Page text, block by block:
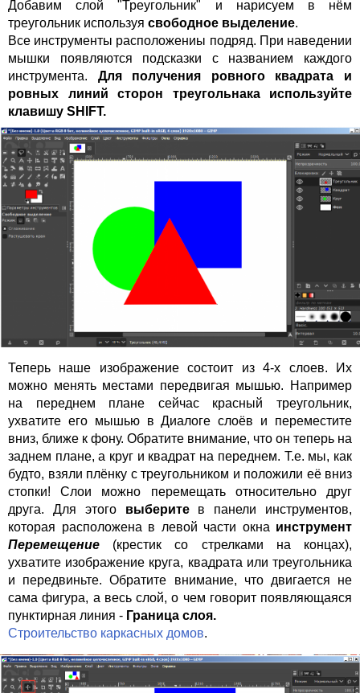
Добавим слой "Треугольник" и нарисуем в нём
треугольник используя свободное выделение.
Все инструменты расположениы подряд. При наведении
мышки появляются подсказки с названием каждого
инструмента. Для получения ровного квадрата и
ровных линий сторон треугольнака используйте
клавишу SHIFT.
Теперь наше изображение состоит из 4-х слоев. Их
можно менять местами передвигая мышью. Например
на переднем плане сейчас красный треугольник,
ухватите его мышью в Диалоге слоёв и переместите
вниз, ближе к фону. Обратите внимание, что он теперь на
заднем плане, а круг и квадрат на переднем. Т.е. мы, как
будто, взяли плёнку с треугольником и положили её вниз
стопки! Слои можно перемещать относительно друг
друга. Для этого выберитев панели инструментов,
которая расположена в левой части окна инструмент
Перемещение
(крестик со стрелками на концах),
ухватите изображение круга, квадрата или треугольника
и передвиньте. Обратите внимание, что двигается не
сама фигура, а весь слой, о чем говорит появляющаяся
пунктирная линия - Граница слоя.
Строительство каркасных домов.